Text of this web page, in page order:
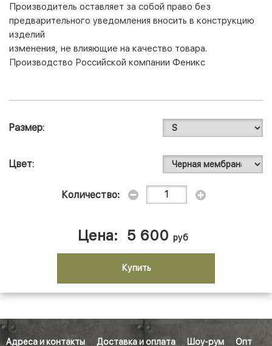
Производитель оставляет за собой право без
предварительного уведомления вносить в конструкцию
изделий
изменения, не влияющие на качество товара.
Производство Российской компании Феникс
Размер
Цвет
Количество:
Цена: 5 600 руб
Купить
Адреса и контакты Доставка и оплата Шоу-рум Опт